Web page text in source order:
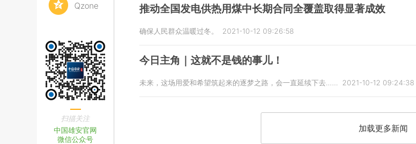
Qzone
扫描关注
中国雄安官网
微信公众号
推动全国发电供热用煤中长期合同全覆盖取得显著成效
确保人民群众温暖过冬。 2021-10-12 09:26:58
今日主角｜这就不是钱的事儿！
未来，这场用爱和希望筑起来的逐梦之路，会一直延续下去…… 2021-10-12 09:24:38
加载更多新闻